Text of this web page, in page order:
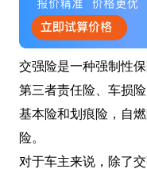
交强险是一种强制性
第三者责任险、车损
基本险和划痕险，自
险。
对于车主来说，除了